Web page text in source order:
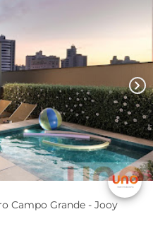
chevron_right
Campo Grande - Jooy